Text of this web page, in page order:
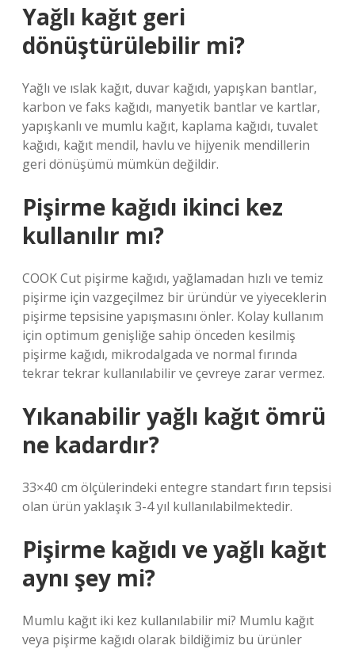
Yağlı kağıt geri
dönüştürülebilir mi?
Yağlı ve ıslak kağıt, duvar kağıdı, yapışkan bantlar,
karbon ve faks kağıdı, manyetik bantlar ve kartlar,
yapışkanlı ve mumlu kağıt, kaplama kağıdı, tuvalet
kağıdı, kağıt mendil, havlu ve hijyenik mendillerin
geri dönüşümü mümkün değildir.
Pişirme kağıdı ikinci kez
kullanılır mı?
COOK Cut pişirme kağıdı, yağlamadan hızlı ve temiz
pişirme için vazgeçilmez bir üründür ve yiyeceklerin
pişirme tepsisine yapışmasını önler. Kolay kullanım
için optimum genişliğe sahip önceden kesilmiş
pişirme kağıdı, mikrodalgada ve normal fırında
tekrar tekrar kullanılabilir ve çevreye zarar vermez.
Yıkanabilir yağlı kağıt ömrü
ne kadardır?
33×40 cm ölçülerindeki entegre standart fırın tepsisi
olan ürün yaklaşık 3-4 yıl kullanılabilmektedir.
Pişirme kağıdı ve yağlı kağıt
aynı şey mi?
Mumlu kağıt iki kez kullanılabilir mi? Mumlu kağıt
veya pişirme kağıdı olarak bildiğimiz bu ürünler